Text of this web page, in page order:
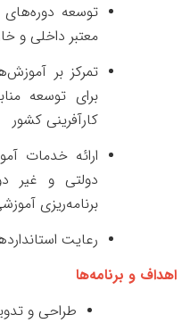
توسعه دوره‌های
معتبر داخلی و
تمرکز بر
برای توسعه
کارآفرینی کشور
ارائه خدمات
دولتی و غیر
برنامه‌ریزی
رعایت
اهداف و برنامه‌ها
طراحی و